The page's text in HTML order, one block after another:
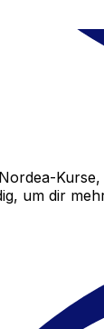
um dir